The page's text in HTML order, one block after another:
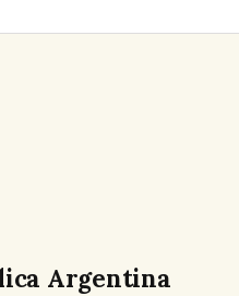
Argentina